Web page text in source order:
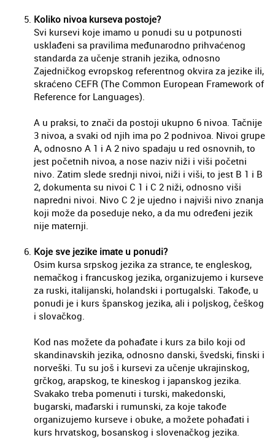
Koliko nivoa kurseva postoje?
Svi kursevi koje imamo u ponudi su u potpunosti
usklađeni sa pravilima međunarodno prihvaćenog
standarda za učenje stranih jezika, odnosno
Zajedničkog evropskog referentnog okvira za jezike ili,
skraćeno CEFR (The Common European Framework of
Reference for Languages).
A u praksi, to znači da postoji ukupno 6 nivoa. Tačnije
3 nivoa, a svaki od njih ima po 2 podnivoa. Nivoi grupe
A, odnosno A 1 i A 2 nivo spadaju u red osnovnih, to
jest početnih nivoa, a nose naziv niži i viši početni
nivo. Zatim slede srednji nivoi, niži i viši, to jest B 1 i B
2, dokumenta su nivoi C 1 i C 2 niži, odnosno viši
napredni nivoi. Nivo C 2 je ujedno i najviši nivo znanja
koji može da poseduje neko, a da mu određeni jezik
nije maternji.
Koje sve jezike imate u ponudi?
Osim kursa srpskog jezika za strance, te engleskog,
nemačkog i francuskog jezika, organizujemo i kurseve
za ruski, italijanski, holandski i portugalski. Takođe, u
ponudi je i kurs španskog jezika, ali i poljskog, češkog
i slovačkog.
Kod nas možete da pohađate i kurs za bilo koji od
skandinavskih jezika, odnosno danski, švedski, finski i
norveški. Tu su još i kursevi za učenje ukrajinskog,
grčkog, arapskog, te kineskog i japanskog jezika.
Svakako treba pomenuti i turski, makedonski,
bugarski, mađarski i rumunski, za koje takođe
organizujemo kurseve i obuke, a možete pohađati i
kurs hrvatskog, bosanskog i slovenačkog jezika.